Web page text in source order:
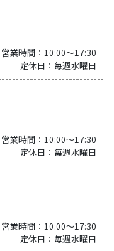
営業時間：10:00～17:30
定休日：毎週水曜日
営業時間：10:00～17:30
定休日：毎週水曜日
営業時間：10:00～17:30
定休日：毎週水曜日